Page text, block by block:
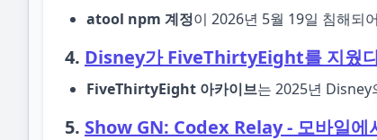
atool npm 계정이 2026년 5월 19일 침해되
4. Disney가 FiveThirtyEight를 지웠
FiveThirtyEight 아카이브는 2025년 Disney
5. Show GN: Codex Relay - 모바일